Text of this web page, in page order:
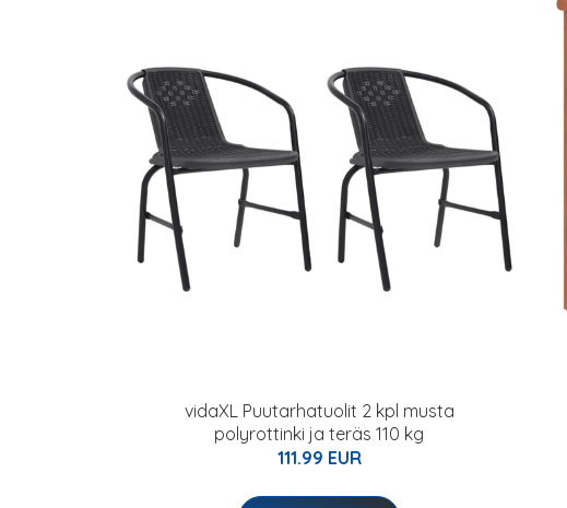
vidaXL Puutarhatuolit 2 kpl musta
polyrottinki ja teräs 110 kg
111.99 EUR